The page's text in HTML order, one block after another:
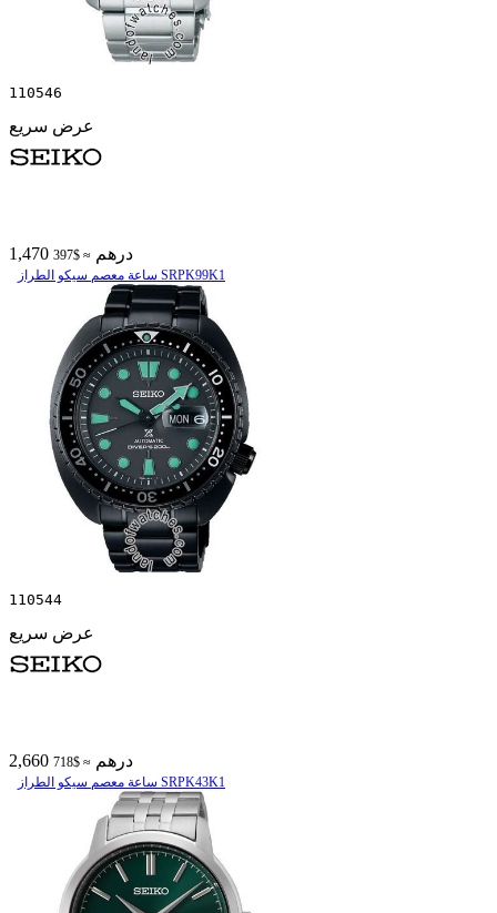
110546
عرض سريع
1,470 درهم ≈ $397
ساعة معصم سیکو الطراز SRPK99K1
110544
عرض سريع
2,660 درهم ≈ $718
ساعة معصم سیکو الطراز SRPK43K1